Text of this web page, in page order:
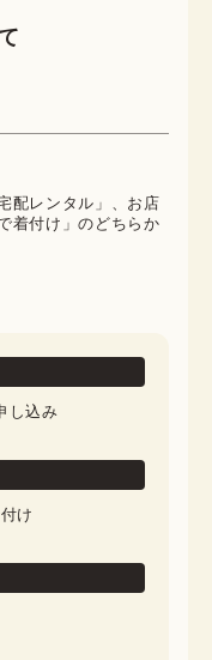
配レンタル」、お店
着付け」のどちらか
し込み
け